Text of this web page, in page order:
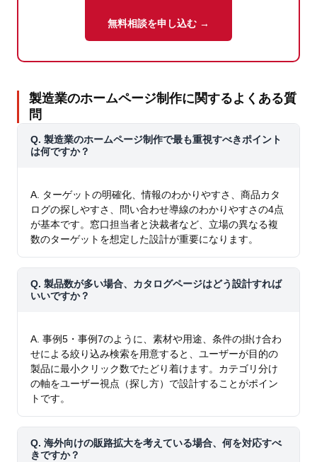
無料相談を申し込む →
製造業のホームページ制作に関するよくある質
問
Q. 製造業のホームページ制作で最も重視すべきポイント
は何ですか？
A. ターゲットの明確化、情報のわかりやすさ、商品カタ
ログの探しやすさ、問い合わせ導線のわかりやすさの4点
が基本です。窓口担当者と決裁者など、立場の異なる複
数のターゲットを想定した設計が重要になります。
Q. 製品数が多い場合、カタログページはどう設計すれば
いいですか？
A. 事例5・事例7のように、素材や用途、条件の掛け合わ
せによる絞り込み検索を用意すると、ユーザーが目的の
製品に最小クリック数でたどり着けます。カテゴリ分け
の軸をユーザー視点（探し方）で設計することがポイン
トです。
Q. 海外向けの販路拡大を考えている場合、何を対応すべ
きですか？